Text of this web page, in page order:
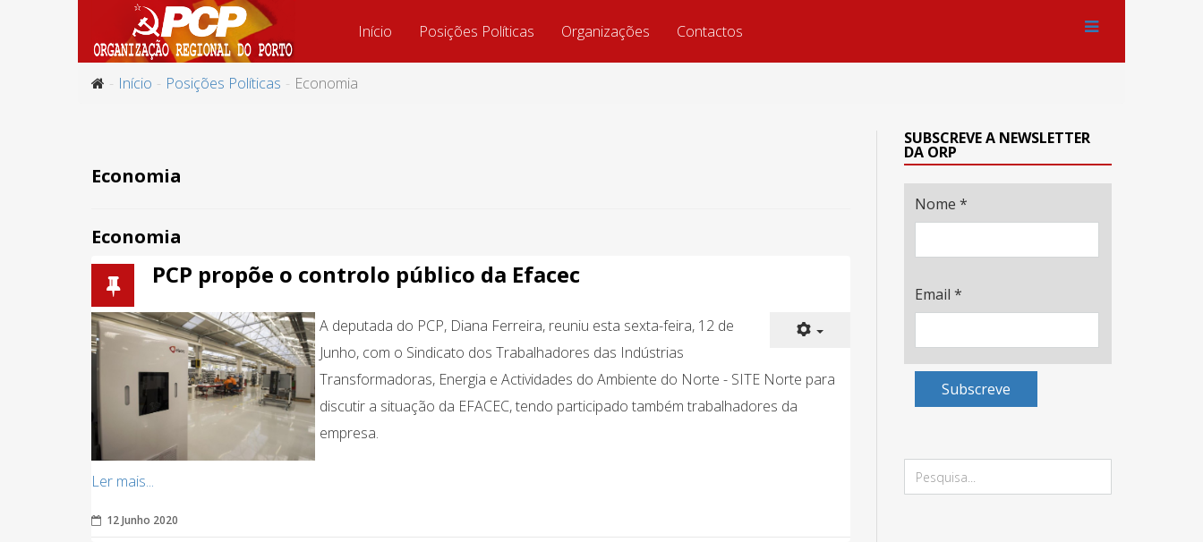
Início Posições Políticas Organizações Contactos
Início Posições Políticas Economia
Economia
Economia
PCP propõe o controlo público da Efacec
A deputada do PCP, Diana Ferreira, reuniu esta sexta-feira, 12 de
Junho, com o Sindicato dos Trabalhadores das Indústrias
Transformadoras, Energia e Actividades do Ambiente do Norte - SITE Norte para
discutir a situação da EFACEC, tendo participado também trabalhadores da
empresa.
Ler mais...
12 Junho 2020
SUBSCREVE A NEWSLETTER
DA ORP
Nome *
Email *
Subscreve